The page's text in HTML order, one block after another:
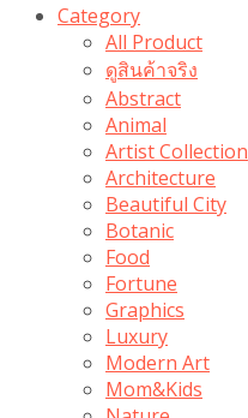
Category
All Product
ดูสินค้าจริง
Abstract
Animal
Artist Collection
Architecture
Beautiful City
Botanic
Food
Fortune
Graphics
Luxury
Modern Art
Mom&Kids